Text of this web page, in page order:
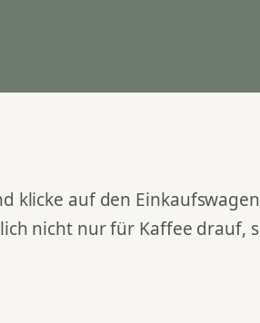
klicke auf den
nicht nur für Kaffee drauf,